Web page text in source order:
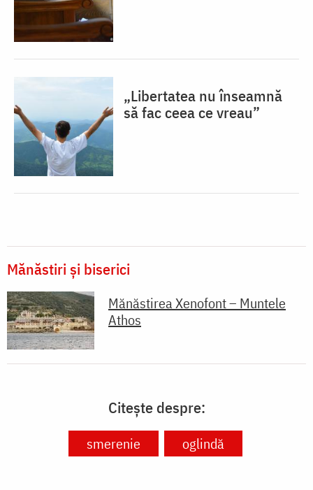
„Libertatea nu înseamnă
să fac ceea ce vreau”
Mănăstiri și biserici
Mănăstirea Xenofont – Muntele
Athos
Citește despre:
smerenie oglindă